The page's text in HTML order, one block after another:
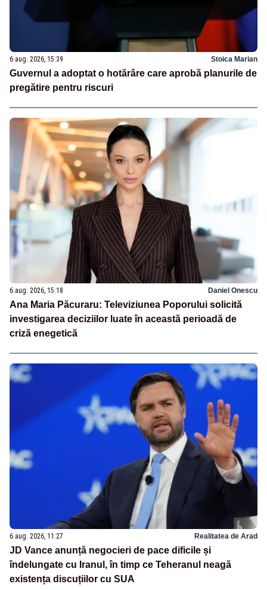
6 aug. 2026, 15:39 Stoica Marian
Guvernul a adoptat o hotărâre care aprobă planurile de
pregătire pentru riscuri
6 aug. 2026, 15:18 Daniel Onescu
Ana Maria Păcuraru: Televiziunea Poporului solicită
investigarea deciziilor luate în această perioadă de
criză enegetică
6 aug. 2026, 11:27 Realitatea de Arad
JD Vance anunță negocieri de pace dificile și
îndelungate cu Iranul, în timp ce Teheranul neagă
existența discuțiilor cu SUA